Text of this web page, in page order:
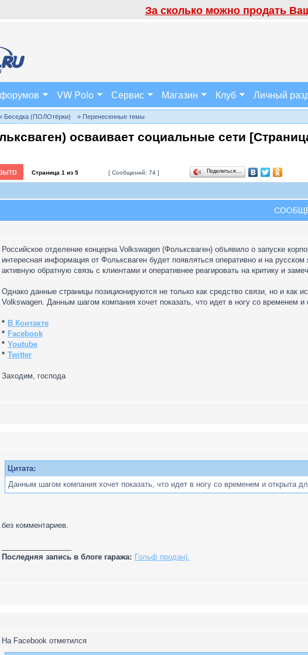
За сколько можно продать
VW Polo Сервис Магазин Клуб Личный
Беседка (ПОЛОтёрки) » Перенесенные темы
осваивает социальные сети
Страница 1 из 5 [ Сообщений: 74 ] Поделиться…
Российское отделение концерна Volkswagen (Фольксваген) объявило о запуске
интересная информация от Фольксваген будет появляться оперативно и на
активную обратную связь с клиентами и оперативнее реагировать на критику и
Однако данные страницы позиционируются не только как средство связи, но и как
Volkswagen. Данным шагом компания хочет показать, что идет в ногу со временем и
* В Контакте
* Facebook
* Youtube
* Twitter
Заходим, господа
Цитата:
Данным шагом компания хочет показать, что идет в ногу со временем и открыта
без комментариев.
Последняя запись в блоге гаража: Гольф продан).
На Facebook отметился